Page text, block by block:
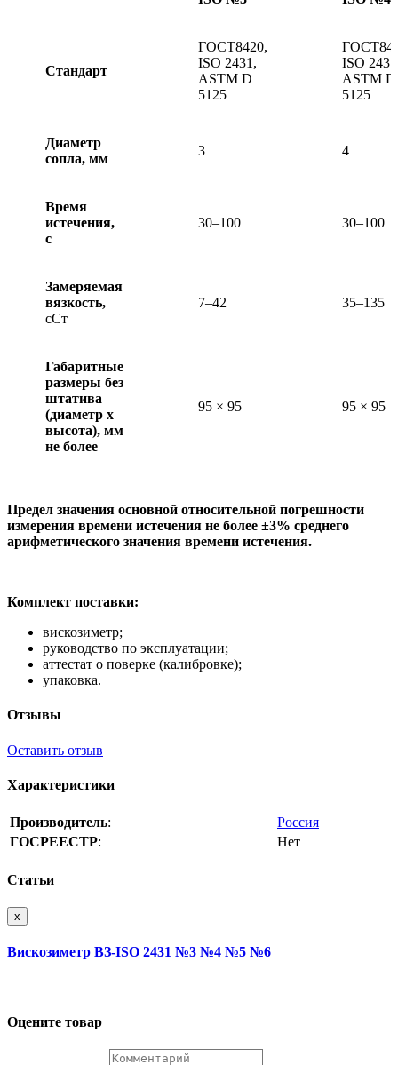
Стандарт
ГОСТ8420,
ISO 2431,
ASTM D
5125
ISO
ASTM D
5125
Диаметр
сопла, мм
3 4
Время
истечения,
с
30–100 30–100
Замеряемая
вязкость,
сСт
7–42 35–135
Габаритные
размеры без
штатива
(диаметр х
высота), мм
не более
95 × 95 95 × 95
Предел значения основной относительной погрешности
измерения времени истечения не более ±3% среднего
арифметического значения времени истечения.
Комплект поставки:
вискозиметр;
руководство по эксплуатации;
аттестат о поверке (калибровке);
упаковка.
Отзывы
Оставить отзыв
Характеристики
Производитель:
Россия
ГОСРЕЕСТР: Нет
Статьи
x
Вискозиметр ВЗ-ISO 2431 №3 №4 №5 №6
Оцените товар